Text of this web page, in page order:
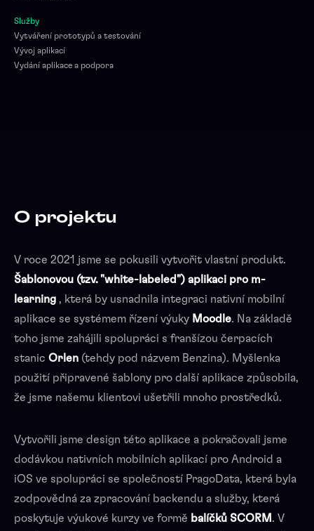
Služby
Vytváření prototypů a testování
Vývoj aplikací
Vydání aplikace a podpora
O projektu
V roce 2021 jsme se pokusili vytvořit vlastní produkt.
Šablonovou (tzv. "white-labeled") aplikaci pro m-
learning , která by usnadnila integraci nativní mobilní
aplikace se systémem řízení výuky Moodle. Na základě
toho jsme zahájili spolupráci s franšízou čerpacích
stanic Orlen (tehdy pod názvem Benzina). Myšlenka
použití připravené šablony pro další aplikace způsobila,
že jsme našemu klientovi ušetřili mnoho prostředků.
Vytvořili jsme design této aplikace a pokračovali jsme
dodávkou nativních mobilních aplikací pro Android a
iOS ve spolupráci se společností PragoData, která byla
zodpovědná za zpracování backendu a služby, která
poskytuje výukové kurzy ve formě balíčků SCORM . V